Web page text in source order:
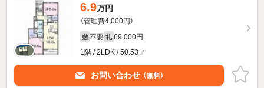
6.9万円
（管理費4,000円）
敷 不要 礼 69,000円
1階 / 2LDK / 50.53㎡
お問い合わせ （無料）